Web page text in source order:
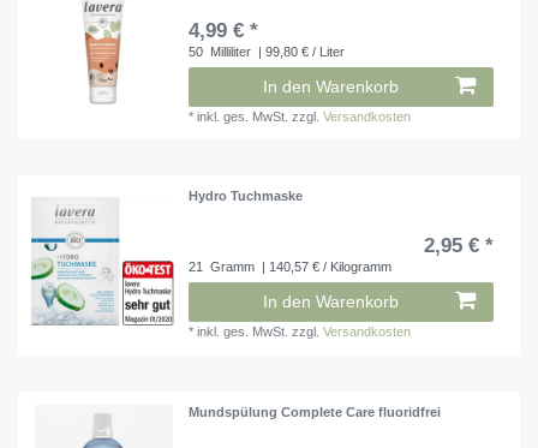
4,99 € *
50 Milliliter | 99,80 € / Liter
In den Warenkorb
*inkl. ges. MwSt. zzgl.Versandkosten
Hydro Tuchmaske
2,95 € *
21 Gramm | 140,57 € / Kilogramm
In den Warenkorb
*inkl. ges. MwSt. zzgl.Versandkosten
Mundspülung Complete Care fluoridfrei